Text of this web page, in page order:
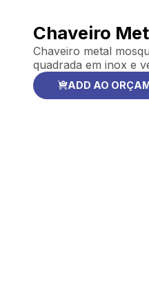
Chaveiro
Chaveiro metal
quadrada em inox e
ADD AO